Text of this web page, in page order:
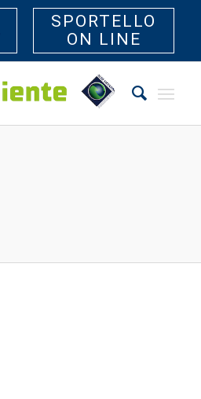
SPORTELLO
ON LINE